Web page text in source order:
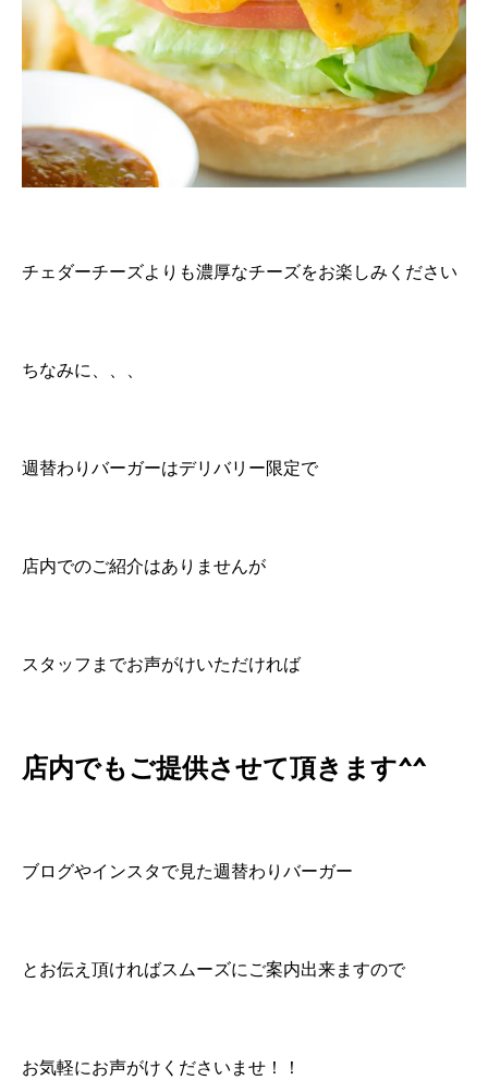
チェダーチーズよりも濃厚なチーズをお楽しみください
ちなみに、、、
週替わりバーガーはデリバリー限定で
店内でのご紹介はありませんが
スタッフまでお声がけいただければ
店内でもご提供させて頂きます^^
ブログやインスタで見た週替わりバーガー
とお伝え頂ければスムーズにご案内出来ますので
お気軽にお声がけくださいませ！！